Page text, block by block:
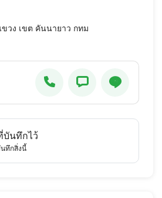
ขวง เขต คันนายาว กทม
บันทึกไว้
ทึกสิ่งนี้